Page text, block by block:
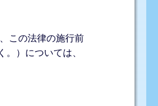
この法律の施行前
）については、